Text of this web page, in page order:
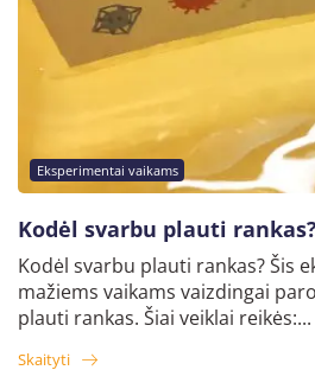
Eksperimentai vaikams
Kodėl svarbu plauti rankas?
Kodėl svarbu plauti rankas? Šis
mažiems vaikams vaizdingai
plauti rankas. Šiai veiklai reikės:...
Skaityti